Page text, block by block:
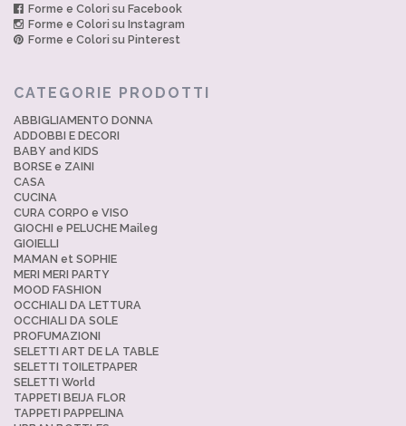
Forme e Colori su Facebook
Forme e Colori su Instagram
Forme e Colori su Pinterest
CATEGORIE PRODOTTI
ABBIGLIAMENTO DONNA
ADDOBBI E DECORI
BABY and KIDS
BORSE e ZAINI
CASA
CUCINA
CURA CORPO e VISO
GIOCHI e PELUCHE Maileg
GIOIELLI
MAMAN et SOPHIE
MERI MERI PARTY
MOOD FASHION
OCCHIALI DA LETTURA
OCCHIALI DA SOLE
PROFUMAZIONI
SELETTI ART DE LA TABLE
SELETTI TOILETPAPER
SELETTI World
TAPPETI BEIJA FLOR
TAPPETI PAPPELINA